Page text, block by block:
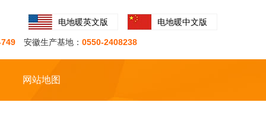
电地暖英文版 电地暖中文版
安徽生产基地： 0550-2408238
网站地图